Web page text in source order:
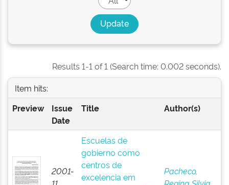
Results 1-1 of 1 (Search time: 0.002 seconds).
Item hits:
Preview
Issue
Date
Title Author(s)
2001-
Escuelas de
gobierno como
centros de
excelencia em
Pacheco,